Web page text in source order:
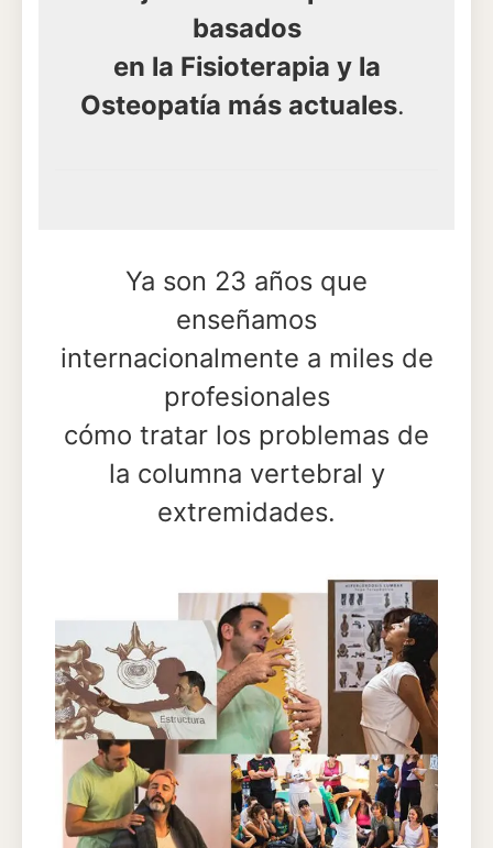
basados
en la Fisioterapia y la
Osteopatía más actuales.
Ya son 23 años que
enseñamos
internacionalmente a miles de
profesionales
cómo tratar los problemas de
la columna vertebral y
extremidades.